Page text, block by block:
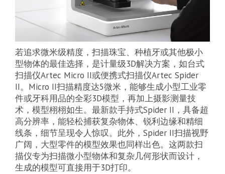
若追求微米级精度，扫描珠宝、种植牙或其他极小
型物体的最佳选择，是计量级3D解决方案，如台式
扫描仪Artec Micro II或便携式扫描仪Artec Spider
II。Micro II扫描精度达5微米，能够生成小型工业零
件或牙科用品的全彩3D模型，再加上摄影测量技
术，模型栩栩如生。最新款手持式Spider II，具备超
高分辨率，能轻松捕获复杂物体、锐利边缘和精细
线条，细节呈现令人惊叹。此外，Spider II扫描视野
广阔，大型零件的模型效果也同样出色。这两款扫
描仪专为扫描微小型物体和复杂几何形状而设计，
生成的模型可直接用于3D打印。